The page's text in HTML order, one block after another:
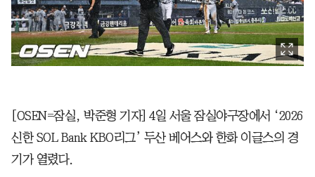
[OSEN=잠실, 박준형 기자] 4일 서울 잠실야구장에서 ‘2026
신한 SOL Bank KBO리그’ 두산 베어스와 한화 이글스의 경
기가 열렸다.